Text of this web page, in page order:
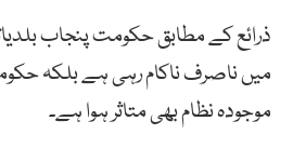
ذرائع کے مطابق حکومت پنجاب
میں ناصرف ناکام رہی ہے بلکہ
موجودہ نظام بھی متاثر ہوا ہے۔